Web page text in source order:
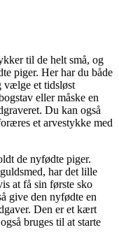
til de helt små, og
piger. Her har du både
vælge et tidsløst
eller måske en
Du kan også
et arvestykke med
de nyfødte piger.
har det lille
at få sin første sko
give den nyfødte en
Den er et kært
bruges til at starte